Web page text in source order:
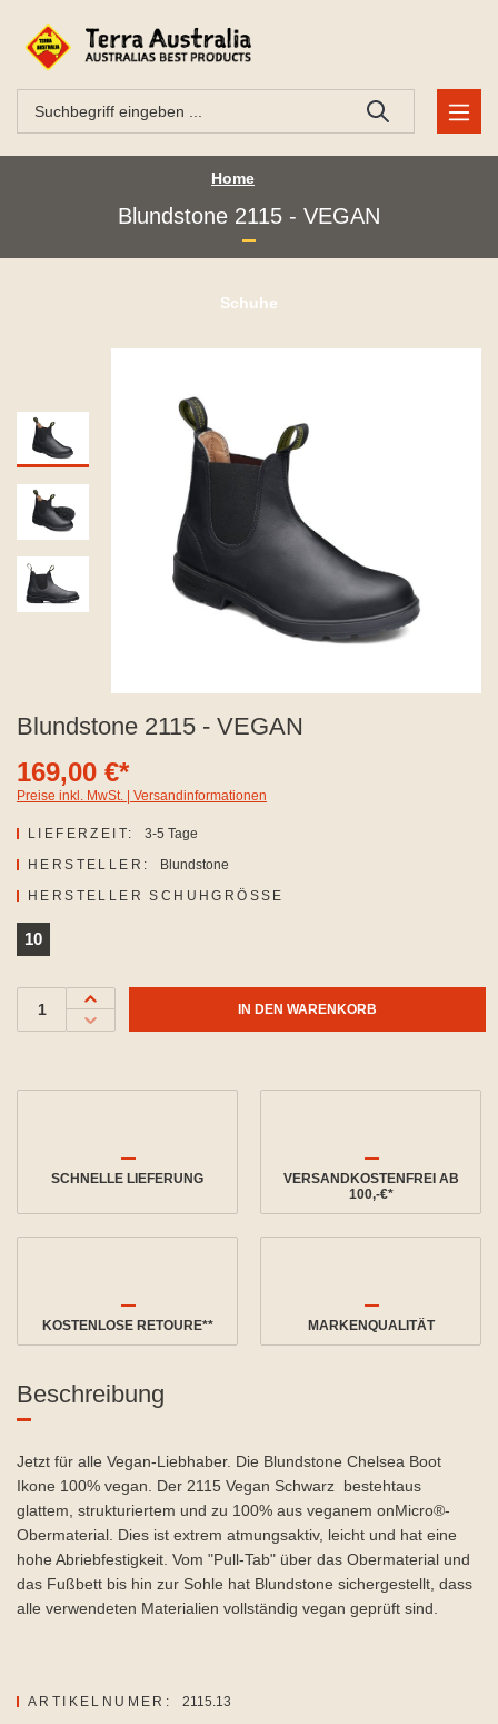
Home
Blundstone 2115 - VEGAN
Schuhe
Blundstone 2115 - VEGAN
169,00 €*
Preise inkl. MwSt. | Versandinformationen
LIEFERZEIT:
3-5 Tage
HERSTELLER:
Blundstone
HERSTELLER SCHUHGRÖSSE
10
IN DEN WARENKORB
SCHNELLE LIEFERUNG
VERSANDKOSTENFREI AB
100,-€*
KOSTENLOSE RETOURE** MARKENQUALITÄT
Beschreibung
Jetzt für alle Vegan-Liebhaber. Die Blundstone Chelsea Boot
Ikone 100% vegan. Der 2115 Vegan Schwarz bestehtaus
glattem, strukturiertem und zu 100% aus veganem onMicro®-
Obermaterial. Dies ist extrem atmungsaktiv, leicht und hat eine
hohe Abriebfestigkeit. Vom "Pull-Tab" über das Obermaterial und
das Fußbett bis hin zur Sohle hat Blundstone sichergestellt, dass
alle verwendeten Materialien vollständig vegan geprüft sind.
ARTIKELNUMER: 2115.13